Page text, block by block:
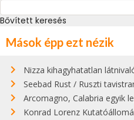
Bővített keresés
Mások épp ezt nézik
Nizza kihagyhatatlan
Seebad Rust / Ruszti
Arcomagno, Calabria egyik
Konrad Lorenz